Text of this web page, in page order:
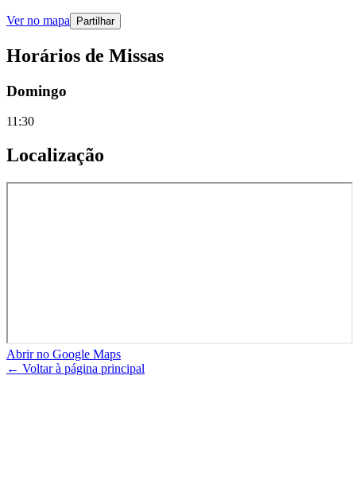
Ver no mapa Partilhar
Horários de Missas
Domingo
11:30
Localização
Abrir no Google Maps
← Voltar à página principal